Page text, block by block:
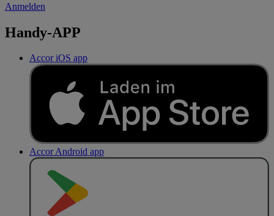
Anmelden
Handy-APP
Accor iOS app
Accor Android app